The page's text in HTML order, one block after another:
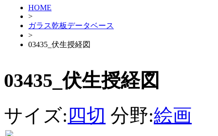
HOME
>
ガラス乾板データベース
>
03435_伏生授経図
03435_伏生授経図
サイズ: 四切 分野:絵画